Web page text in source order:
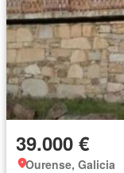
39.000 €
Ourense, Galicia